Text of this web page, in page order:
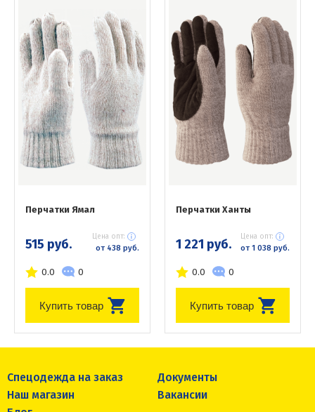
Перчатки Ямал
515 руб. Цена опт:
от 438 руб.
0.0 0
Купить товар
Перчатки Ханты
1 221 руб. Цена опт:
от 1 038 руб.
0.0 0
Купить товар
Спецодежда на заказ
Документы
Наш магазин
Вакансии